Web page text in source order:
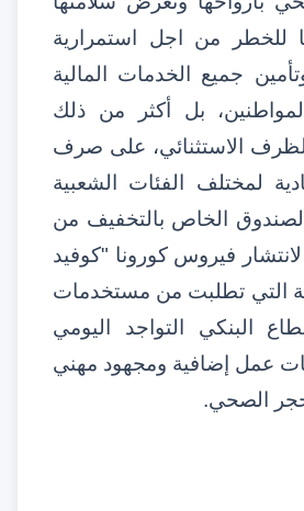
للخطر من اجل استمرارية
جميع الخدمات المالية
المواطنين، بل أكثر من ذلك
الاستثنائي، على صرف
لمختلف الفئات الشعبية
الصندوق الخاص بالتخفيف من
لانتشار فيروس كورونا "كوفيد
التي تطلبت من مستخدمات
البنكي التواجد اليومي
عمل إضافية ومجهود مهني
الصحي.